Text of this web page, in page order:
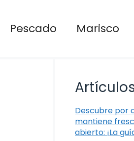
Pescado Marisco
Descubre por
mantiene
abierto: ¡La